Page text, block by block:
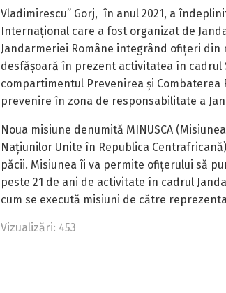
Vladimirescu” Gorj, în anul 2021, a
Internațional care a fost organizat de
Jandarmeriei Române integrând ofițeri
desfășoară în prezent activitatea în cadrul
compartimentul Prevenirea și
prevenire în zona de responsabilitate a
Noua misiune denumită MINUSCA
Națiunilor Unite în Republica
păcii. Misiunea îi va permite ofițerului să
peste 21 de ani de activitate în cadrul
cum se execută misiuni de către
Vizualizări: 453